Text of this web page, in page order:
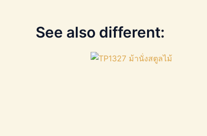
See also different: